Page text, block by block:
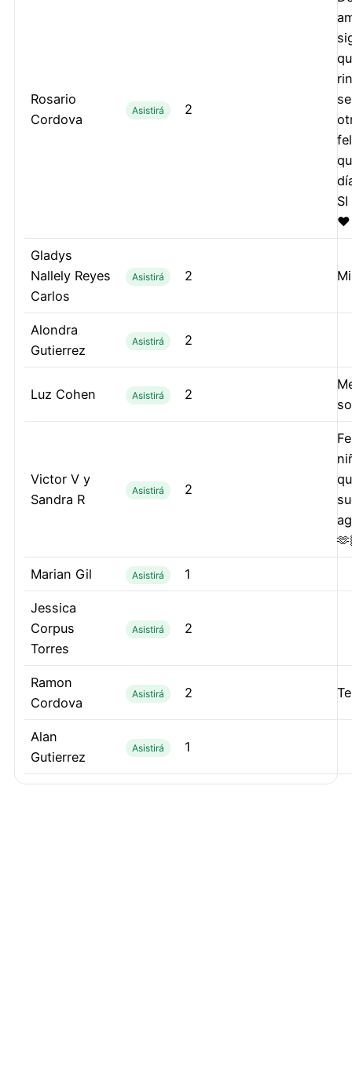
Rosario
Cordova
Asistirá 2
❤️
Gladys
Nallely Reyes
Carlos
Asistirá 2
Alondra
Gutierrez
Asistirá 2
Luz Cohen Asistirá 2
Victor V y
Sandra R
Asistirá 2
Marian Gil Asistirá 1
Jessica
Corpus
Torres
Asistirá 2
Ramon
Cordova
Asistirá 2
Alan
Gutierrez
Asistirá 1